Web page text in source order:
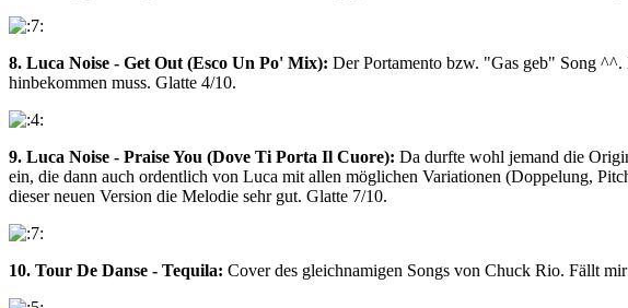
8. Luca Noise - Get Out (Esco Un Po' Mix): Der Portamento bzw. "Gas geb" Song ^^.
hinbekommen muss. Glatte 4/10.
9. Luca Noise - Praise You (Dove Ti Porta Il Cuore): Da durfte wohl jemand die
ein, die dann auch ordentlich von Luca mit allen möglichen Variationen (Doppelung,
dieser neuen Version die Melodie sehr gut. Glatte 7/10.
10. Tour De Danse - Tequila: Cover des gleichnamigen Songs von Chuck Rio. Fällt